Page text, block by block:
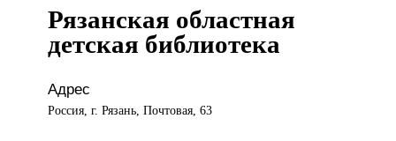
Рязанская областная
детская библиотека
Адрес
Россия, г. Рязань, Почтовая, 63